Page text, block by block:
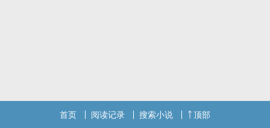
首页 阅读记录 搜索小说 顶部